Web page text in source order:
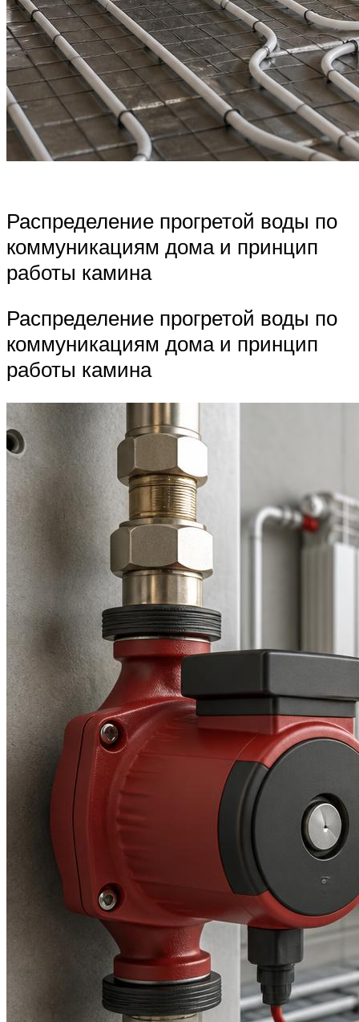
Распределение прогретой воды по
коммуникациям дома и принцип
работы камина
Распределение прогретой воды по
коммуникациям дома и принцип
работы камина